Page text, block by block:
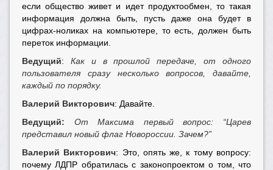
если общество живет и идет продуктообмен, то такая
информация должна быть, пусть даже она будет в
цифрах-ноликах на компьютере, то есть, должен быть
переток информации.
Ведущий: Как и в прошлой передаче, от одного
пользователя сразу несколько вопросов, давайте,
каждый по порядку.
Валерий Викторович: Давайте.
Ведущий:
От Максима первый вопрос: “Царев
представил новый флаг Новороссии. Зачем?”
Валерий Викторович: Это, опять же, к тому вопросу:
почему ЛДПР обратилась с законопроектом о том, что